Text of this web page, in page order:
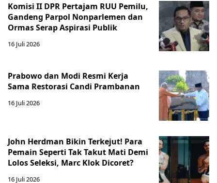
Komisi II DPR Pertajam RUU Pemilu,
Gandeng Parpol Nonparlemen dan
Ormas Serap Aspirasi Publik
16 Juli 2026
Prabowo dan Modi Resmi Kerja
Sama Restorasi Candi Prambanan
16 Juli 2026
John Herdman Bikin Terkejut! Para
Pemain Seperti Tak Takut Mati Demi
Lolos Seleksi, Marc Klok Dicoret?
16 Juli 2026